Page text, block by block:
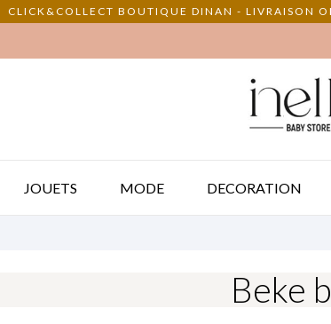
CLICK&COLLECT BOUTIQUE DINAN - LIVRAISON
JOUETS MODE DECORATION
Beke